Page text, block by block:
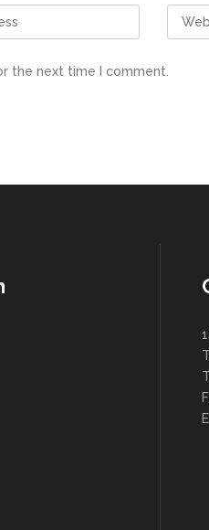
the next time I comment.